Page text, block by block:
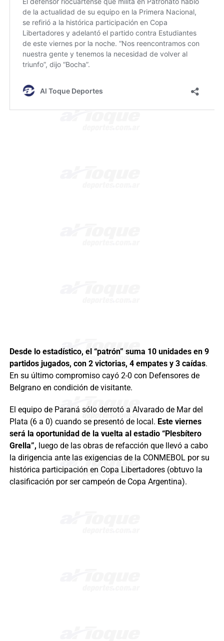
Desde lo estadístico, el “patrón” suma 10 unidades en 9
partidos jugados, con 2 victorias, 4 empates y 3 caídas.
En su último compromiso cayó 2-0 con Defensores de
Belgrano en condición de visitante.
El equipo de Paraná sólo derrotó a Alvarado de Mar del
Plata (6 a 0) cuando se presentó de local. Este viernes
será la oportunidad de la vuelta al estadio “Plesbítero
Grella”, luego de las obras de refacción que llevó a cabo
la dirigencia ante las exigencias de la CONMEBOL por su
histórica participación en Copa Libertadores (obtuvo la
clasificación por ser campeón de Copa Argentina).